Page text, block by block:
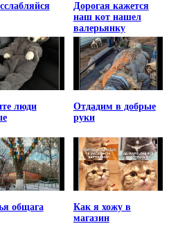
Дорогая кажется
наш кот нашел
валерьянку
люди
Отдадим в добрые
руки
общага
Как я хожу в
магазин